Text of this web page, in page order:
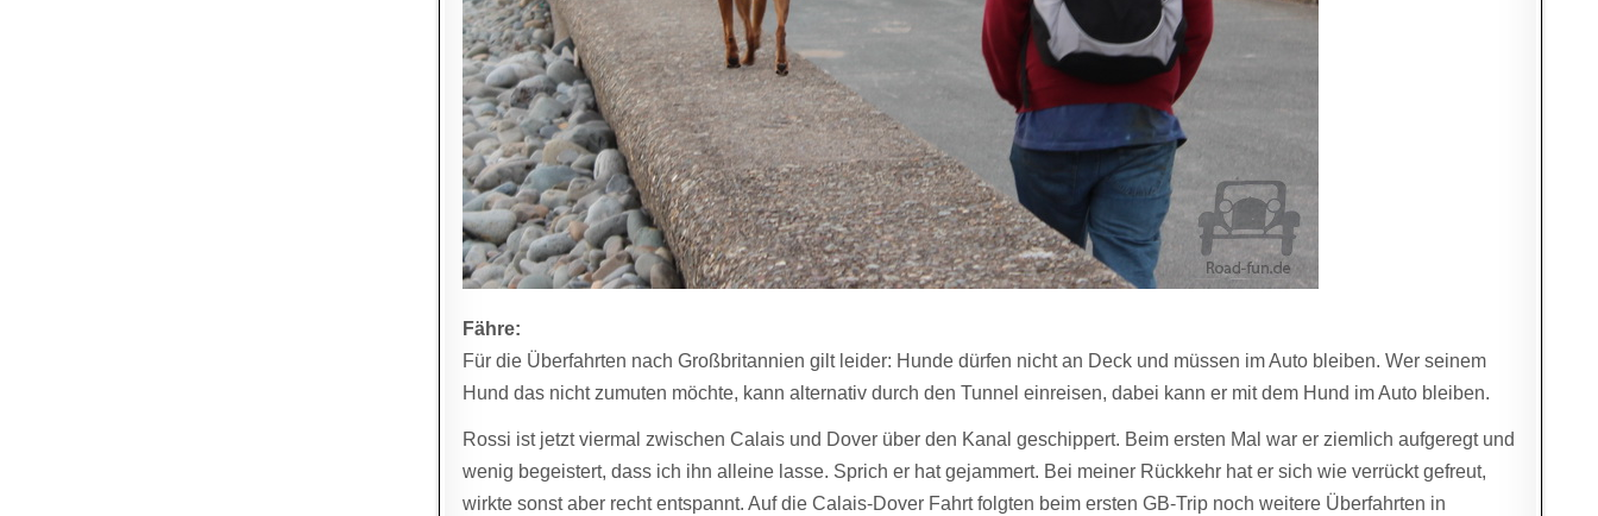
Fähre:
Für die Überfahrten nach Großbritannien gilt leider: Hunde dürfen nicht an Deck und müssen im Auto bleiben. Wer seinem
Hund das nicht zumuten möchte, kann alternativ durch den Tunnel einreisen, dabei kann er mit dem Hund im Auto bleiben.
Rossi ist jetzt viermal zwischen Calais und Dover über den Kanal geschippert. Beim ersten Mal war er ziemlich aufgeregt und
wenig begeistert, dass ich ihn alleine lasse. Sprich er hat gejammert. Bei meiner Rückkehr hat er sich wie verrückt gefreut,
wirkte sonst aber recht entspannt. Auf die Calais-Dover Fahrt folgten beim ersten GB-Trip noch weitere Überfahrten in